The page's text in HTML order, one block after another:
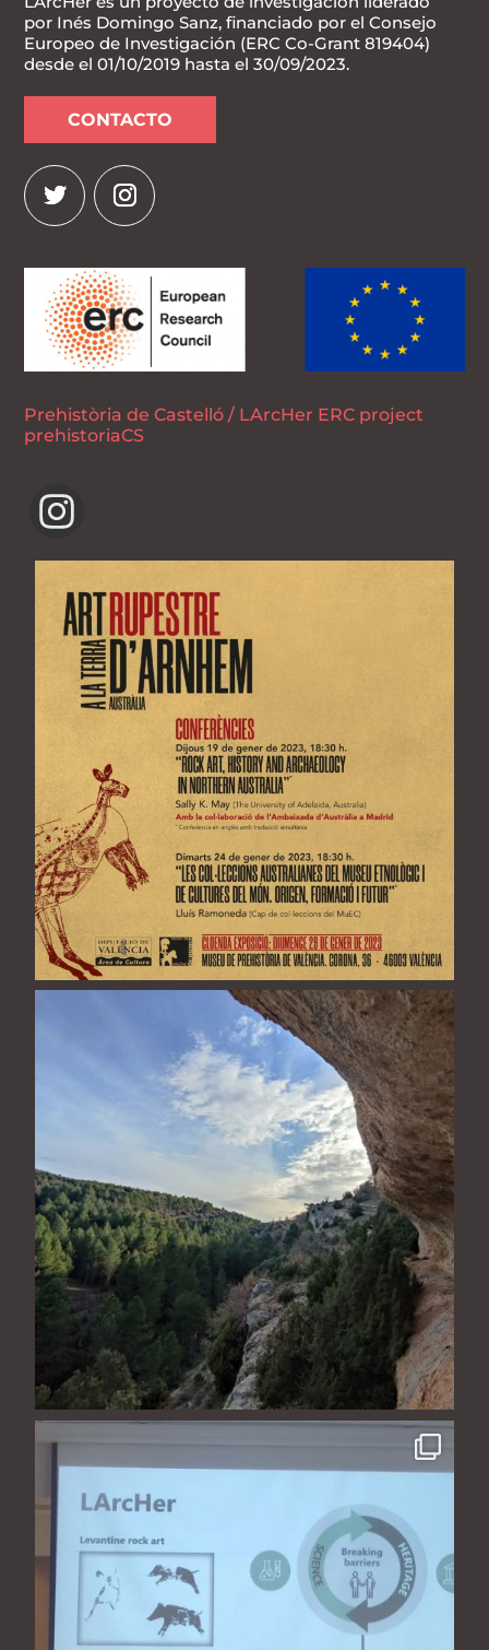
por Inés Domingo Sanz, financiado por el Consejo
Europeo de Investigación (ERC Co-Grant 819404)
desde el 01/10/2019 hasta el 30/09/2023.
CONTACTO
Prehistòria de Castelló / LArcHer ERC project
prehistoriaCS